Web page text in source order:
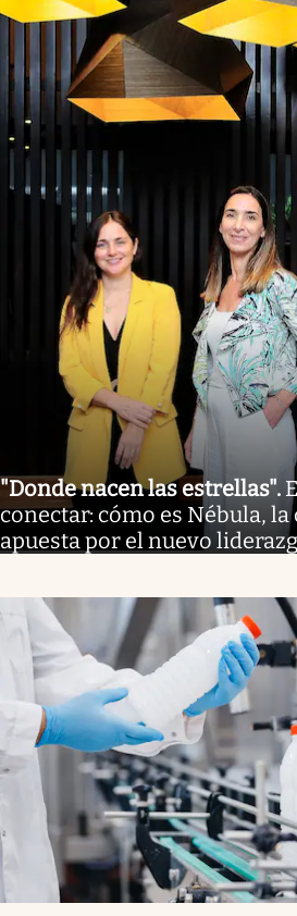
"Donde nacen las estrellas".
conectar: cómo es Nébula,
apuesta por el nuevo